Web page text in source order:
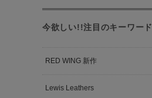
今欲しい!!注目のキーワード
RED WING 新作
Lewis Leathers